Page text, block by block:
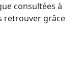
consultées à
retrouver grâce